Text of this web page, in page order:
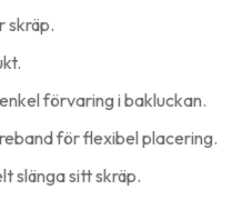
skräp.
förvaring i bakluckan.
för flexibel placering.
slänga sitt skräp.